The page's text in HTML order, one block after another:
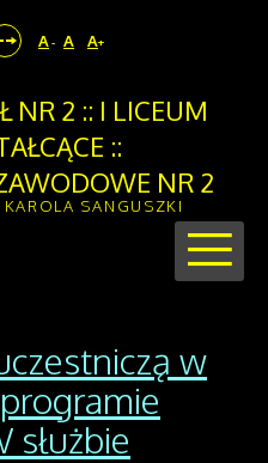
A- A A+
NR 2 :: I LICEUM
::
NR 2
SANGUSZKI
w
służbie